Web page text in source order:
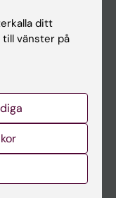
ditt
till vänster på